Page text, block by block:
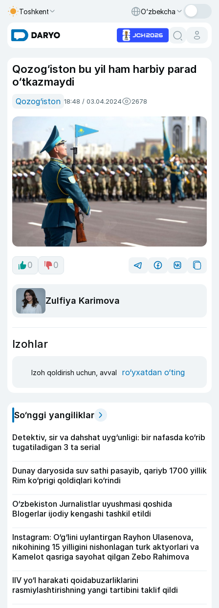
Toshkent O‘zbekcha
Qozog‘iston bu yil ham harbiy parad
o‘tkazmaydi
Qozog‘iston 18:48 / 03.04.2024 2678
0 0
Zulfiya Karimova
Izohlar
Izoh qoldirish uchun, avval ro‘yxatdan o‘ting
So‘nggi yangiliklar
Detektiv, sir va dahshat uyg‘unligi: bir nafasda ko‘rib
tugatiladigan 3 ta serial
Dunay daryosida suv sathi pasayib, qariyb 1700 yillik
Rim ko‘prigi qoldiqlari ko‘rindi
O‘zbekiston Jurnalistlar uyushmasi qoshida
Blogerlar ijodiy kengashi tashkil etildi
Instagram: O‘g‘lini uylantirgan Rayhon Ulasenova,
nikohining 15 yilligini nishonlagan turk aktyorlari va
Kamelot qasriga sayohat qilgan Zebo Rahimova
IIV yo‘l harakati qoidabuzarliklarini
rasmiylashtirishning yangi tartibini taklif qildi